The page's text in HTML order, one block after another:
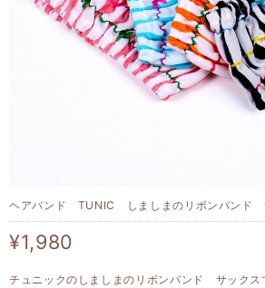
ヘアバンド TUNIC しましまのリボンバンド
¥1,980
チュニックのしましまのリボンバンド サックス